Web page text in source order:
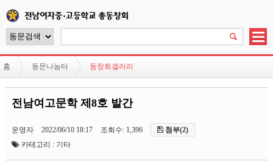
홈 동문나눔터 동창회갤러리
전남여고문학 제8호 발간
운영자 2022/06/10 18:17 조회수: 1,396
첨부(2)
카테고리 : 기타